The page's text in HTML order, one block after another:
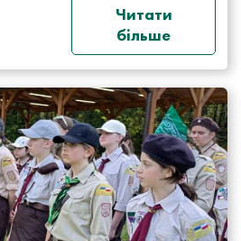
Читати
більше